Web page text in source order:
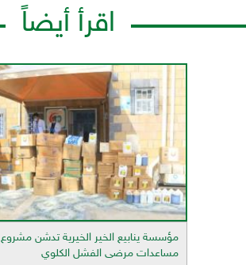
اقرأ أيضاً
مؤسسة ينابيع الخير الخيرية تدشن مشروع
مساعدات مرضى الفشل الكلوي